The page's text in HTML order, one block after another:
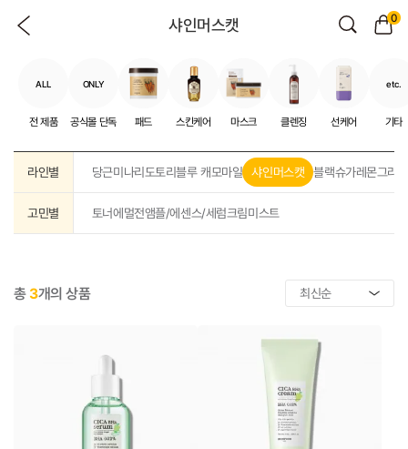
샤인머스캣 0
ALL
전 제품
ONLY
공식몰 단독 패드 스킨케어 마스크 클렌징 선케어
etc.
기타
라인별 당근미나리도토리블루 캐모마일 샤인머스캣 블랙슈가레몬그라스
고민별 토너에멀전앰플/에센스/세럼크림미스트
총 3개의 상품